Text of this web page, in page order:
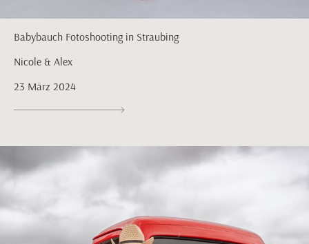
Babybauch Fotoshooting in Straubing
Nicole & Alex
23 März 2024